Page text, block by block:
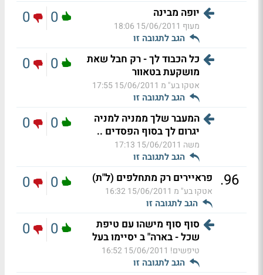
יופה מבינה
מעוף 15/06/2011 18:06
הגב לתגובה זו
0
0
כל הכבוד לך - רק חבל שאת
מושקעת בטאוור
אטקו בע" מ 15/06/2011 17:55
הגב לתגובה זו
0
0
המעבר שלך ממניה למניה
יגרום לך בסוף הפסדים ..
משה 15/06/2011 17:13
הגב לתגובה זו
0
0
96
. פראיירים רק מתחלפים (ל"ת)
אטקו בע" מ 15/06/2011 16:32
הגב לתגובה זו
0
0
סוף סוף מישהו עם טיפת
שכל - בארה" ב יסיימו בעל
טיפשים! 15/06/2011 16:52
הגב לתגובה זו
0
0